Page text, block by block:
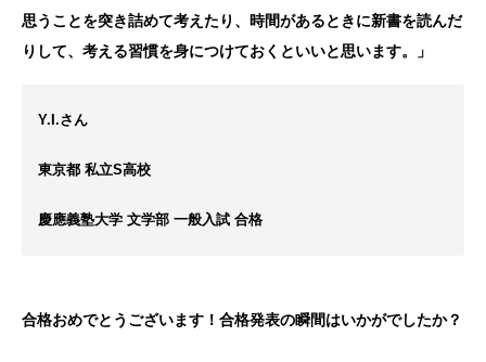
思うことを突き詰めて考えたり、時間があるときに新書を読んだ
りして、考える習慣を身につけておくといいと思います。」
Y.I.さん
東京都 私立S高校
慶應義塾大学 文学部 一般入試 合格
合格おめでとうございます！合格発表の瞬間はいかがでしたか？